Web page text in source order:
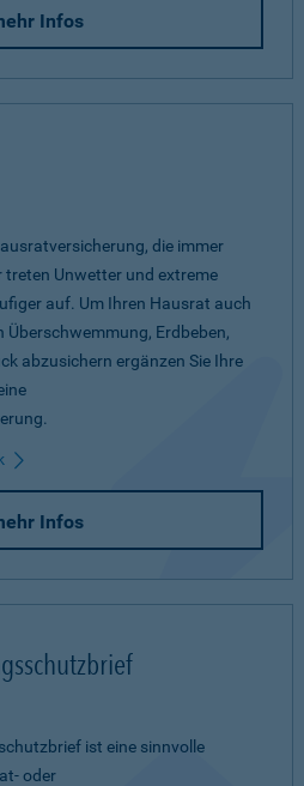
Infos
die immer
treten Unwetter und extreme
auf. Um Ihren Hausrat auch
Überschwemmung, Erdbeben,
abzusichern ergänzen Sie Ihre
Infos
ist eine sinnvolle
oder